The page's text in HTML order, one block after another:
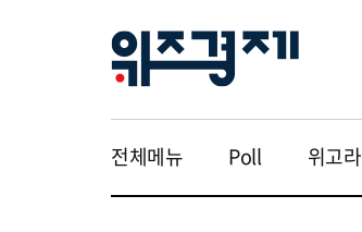
전체메뉴 Poll 위고라